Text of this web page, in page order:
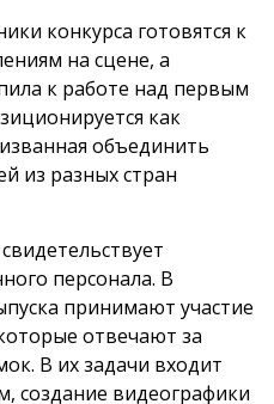
конкурса готовятся к
на сцене, а
к работе над первым
как
объединить
из разных стран
персонала. В
принимают участие
отвечают за
В их задачи входит
создание видеографики